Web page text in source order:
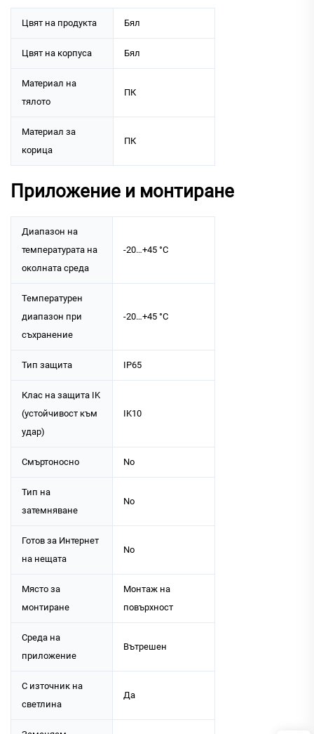
Цвят на продукта Бял
Цвят на корпуса Бял
Материал на
тялото
ПК
Материал за
корица
ПК
Приложение и монтиране
Диапазон на
температурата на
околната среда
-20…+45 °C
Температурен
диапазон при
съхранение
-20…+45 °C
Тип защита IP65
Клас на защита IK
(устойчивост към
удар)
IK10
Смъртоносно No
Тип на
затемняване
No
Готов за Интернет
на нещата
No
Място за
монтиране
Монтаж на
повърхност
Среда на
приложение
Вътрешен
С източник на
светлина
Да